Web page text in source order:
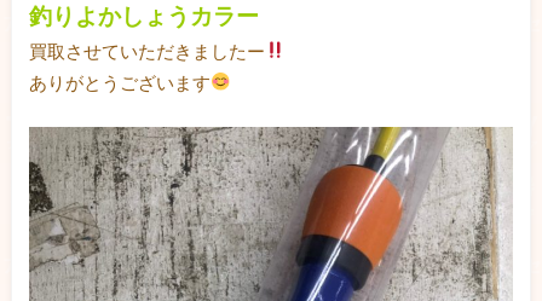
釣りよかしょうカラー
買取させていただきましたー
ありがとうございます